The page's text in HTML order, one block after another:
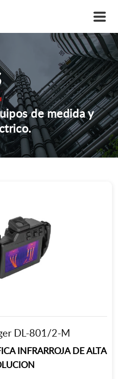
de medida y
DL-801/2-M
INFRARROJA DE ALTA